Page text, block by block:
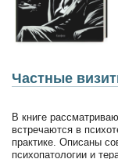
Частные
В книге
встречаются в
практике. Описаны
психопатологии и